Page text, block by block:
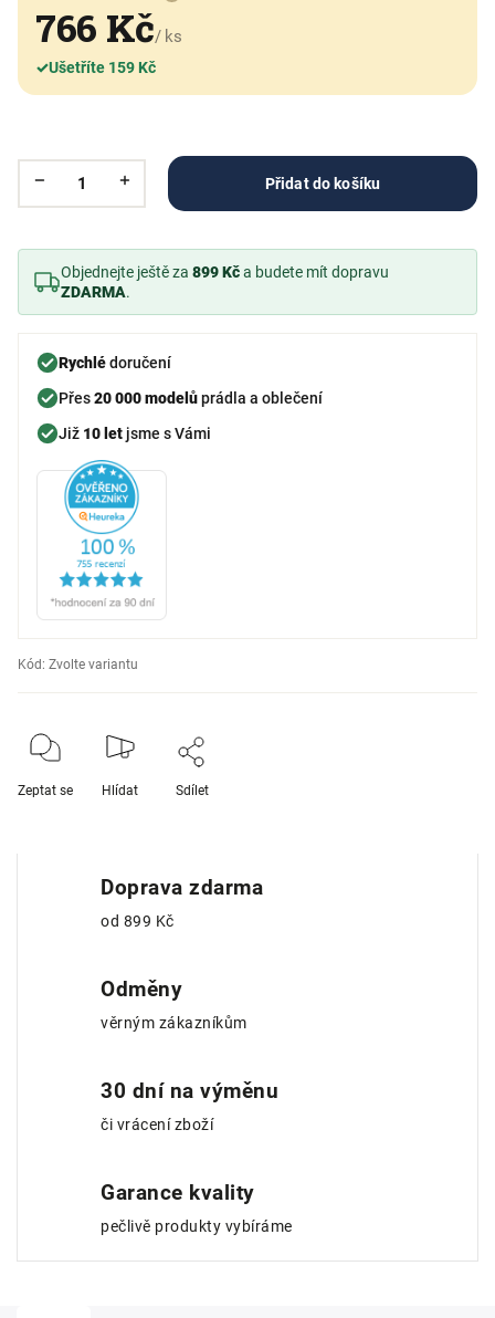
766 Kč/ ks
✓Ušetříte 159 Kč
Přidat do košíku
Objednejte ještě za 899 Kča budete mít dopravu
ZDARMA.
Rychlédoručení
Přes20 000 modelůprádla a oblečení
Již 10 let jsme s Vámi
Kód: Zvolte variantu
Zeptat se Hlídat Sdílet
Doprava zdarma
od 899 Kč
Odměny
věrným zákazníkům
30 dní na výměnu
či vrácení zboží
Garance kvality
pečlivě produkty vybíráme